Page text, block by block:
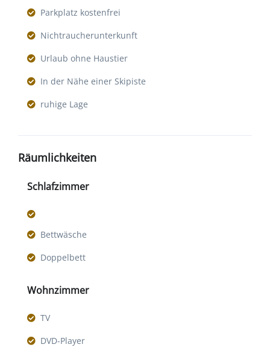
Parkplatz kostenfrei
Nichtraucherunterkunft
Urlaub ohne Haustier
In der Nähe einer Skipiste
ruhige Lage
Räumlichkeiten
Schlafzimmer
Bettwäsche
Doppelbett
Wohnzimmer
TV
DVD-Player